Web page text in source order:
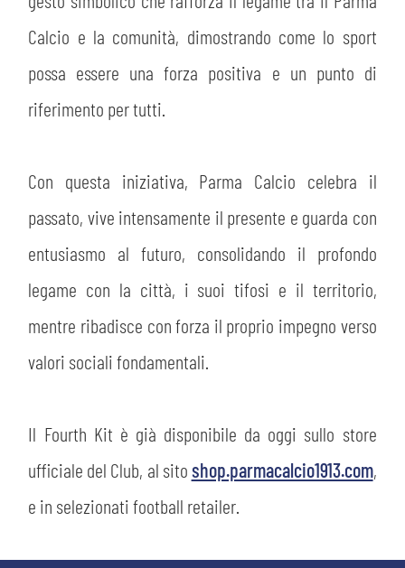
Calcio e la comunità, dimostrando come lo sport
possa essere una forza positiva e un punto di
riferimento per tutti.
Con questa iniziativa, Parma Calcio celebra il
passato, vive intensamente il presente e guarda con
entusiasmo al futuro, consolidando il profondo
legame con la città, i suoi tifosi e il territorio,
mentre ribadisce con forza il proprio impegno verso
valori sociali fondamentali.
Il Fourth Kit è già disponibile da oggi sullo store
ufficiale del Club, al sitoshop.parmacalcio1913.com,
e in selezionati football retailer.